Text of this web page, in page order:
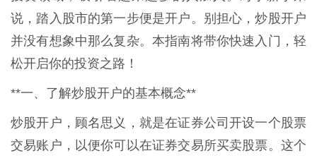
说，踏入股市的第一步便是开户。别担心，炒股开户
并没有想象中那么复杂。本指南将带你快速入门，轻
松开启你的投资之路！
**一、了解炒股开户的基本概念**
炒股开户，顾名思义，就是在证券公司开设一个股票
交易账户，以便你可以在证券交易所买卖股票。这个